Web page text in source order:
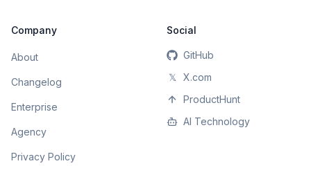
Company
About
Changelog
Enterprise
Agency
Privacy Policy
Social
GitHub
𝕏
X.com
ProductHunt
AI Technology